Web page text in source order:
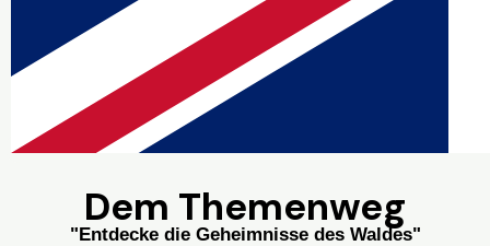
Dem Themenweg
"Entdecke die Geheimnisse des Waldes"